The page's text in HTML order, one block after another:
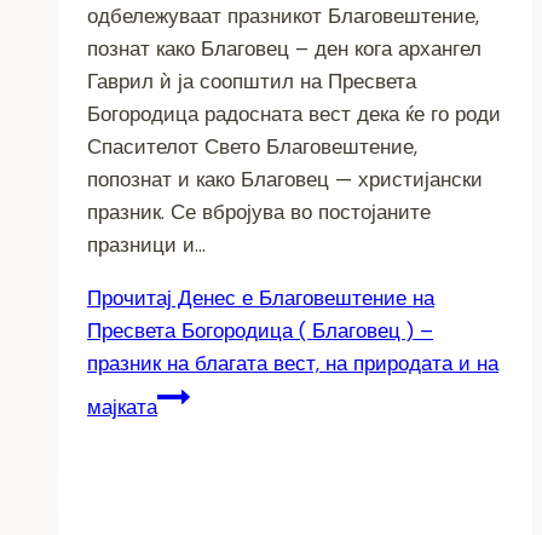
одбележуваат празникот Благовештение,
познат како Благовец – ден кога архангел
Гаврил ѝ ја соопштил на Пресвета
Богородица радосната вест дека ќе го роди
Спасителот Свето Благовештение,
попознат и како Благовец — христијански
празник. Се вбројува во постојаните
празници и…
Прочитај Денес е Благовештение на
Пресвета Богородица ( Благовец ) –
празник на благата вест, на природата и на
мајката